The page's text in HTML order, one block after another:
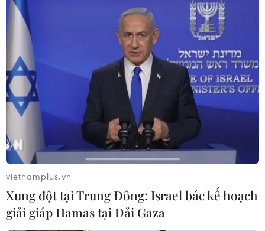
vietnamplus.vn
Xung đột tại Trung Đông: Israel bác kế hoạch
giải giáp Hamas tại Dải Gaza